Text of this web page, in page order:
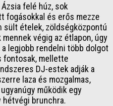
felé húz, sok
fogásokkal és erős mezze
sült ételek, zöldségközpontú
végig az étlapon, úgy
legjobb rendelni több dolgot
fontosak, mellette
DJ-estek adják a
laza és mozgalmas,
működik egy
hétvégi brunchra.